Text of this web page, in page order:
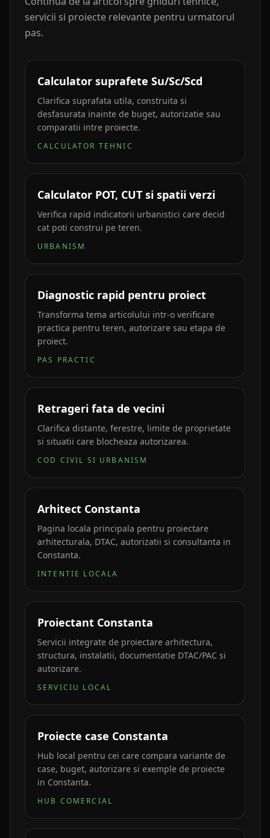
servicii si proiecte relevante pentru urmatorul
pas.
Calculator suprafete Su/Sc/Scd
Clarifica suprafata utila, construita si
desfasurata inainte de buget, autorizatie sau
comparatii intre proiecte.
CALCULATOR TEHNIC
Calculator POT, CUT si spatii verzi
Verifica rapid indicatorii urbanistici care decid
cat poti construi pe teren.
URBANISM
Diagnostic rapid pentru proiect
Transforma tema articolului intr-o verificare
practica pentru teren, autorizare sau etapa de
proiect.
PAS PRACTIC
Retrageri fata de vecini
Clarifica distante, ferestre, limite de proprietate
si situatii care blocheaza autorizarea.
COD CIVIL SI URBANISM
Arhitect Constanta
Pagina locala principala pentru proiectare
arhitecturala, DTAC, autorizatii si consultanta in
Constanta.
INTENTIE LOCALA
Proiectant Constanta
Servicii integrate de proiectare arhitectura,
structura, instalatii, documentatie DTAC/PAC si
autorizare.
SERVICIU LOCAL
Proiecte case Constanta
Hub local pentru cei care compara variante de
case, buget, autorizare si exemple de proiecte
in Constanta.
HUB COMERCIAL